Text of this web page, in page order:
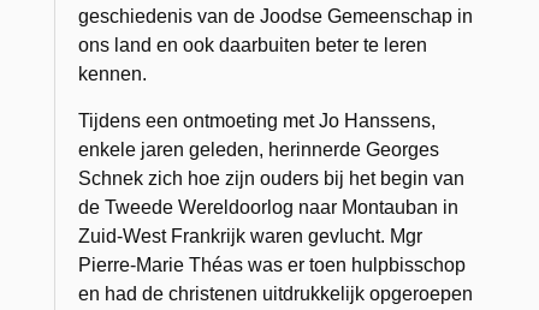
geschiedenis van de Joodse Gemeenschap in
ons land en ook daarbuiten beter te leren
kennen.
Tijdens een ontmoeting met Jo Hanssens,
enkele jaren geleden, herinnerde Georges
Schnek zich hoe zijn ouders bij het begin van
de Tweede Wereldoorlog naar Montauban in
Zuid-West Frankrijk waren gevlucht. Mgr
Pierre-Marie Théas was er toen hulpbisschop
en had de christenen uitdrukkelijk opgeroepen